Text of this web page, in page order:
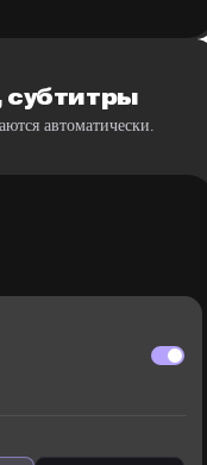
субтитры
автоматически.